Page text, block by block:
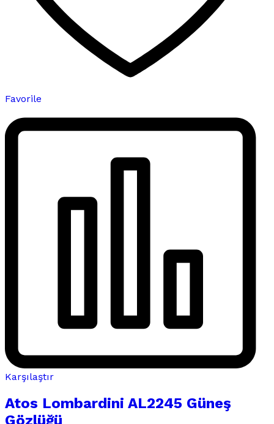
Favorile
Karşılaştır
Atos Lombardini AL2245 Güneş
Gözlüğü